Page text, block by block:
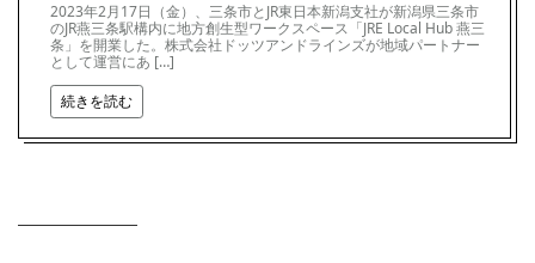
2023年2月17日（金）、三条市とJR東日本新潟支社が新潟県三条市
のJR燕三条駅構内に地方創生型ワークスペース「JRE Local Hub 燕三
条」を開業した。株式会社ドッツアンドラインズが地域パートナー
として運営にあ […]
続きを読む